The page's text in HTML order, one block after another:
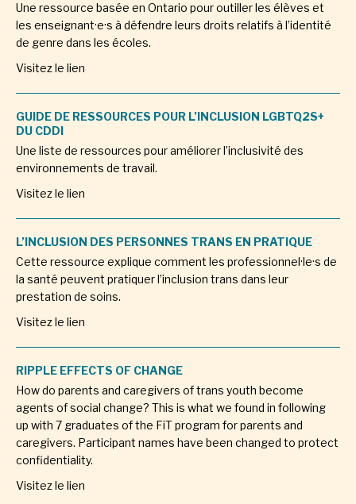
Une ressource basée en Ontario pour outiller les élèves et
les enseignant·e·s à défendre leurs droits relatifs à l’identité
de genre dans les écoles.
Visitez le lien
GUIDE DE RESSOURCES POUR L’INCLUSION LGBTQ2S+
DU CDDI
Une liste de ressources pour améliorer l’inclusivité des
environnements de travail.
Visitez le lien
L’INCLUSION DES PERSONNES TRANS EN PRATIQUE
Cette ressource explique comment les professionnel·le·s de
la santé peuvent pratiquer l’inclusion trans dans leur
prestation de soins.
Visitez le lien
RIPPLE EFFECTS OF CHANGE
How do parents and caregivers of trans youth become
agents of social change? This is what we found in following
up with 7 graduates of the FiT program for parents and
caregivers. Participant names have been changed to protect
confidentiality.
Visitez le lien